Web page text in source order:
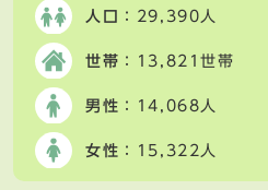
人口 ：29,390人
世帯 ：13,821世帯
男性 ：14,068人
女性 ：15,322人